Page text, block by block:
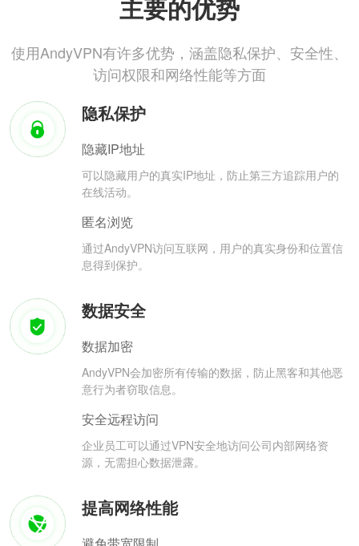
主要的优势
使用AndyVPN有许多优势，涵盖隐私保护、安全性、
访问权限和网络性能等方面
隐私保护
隐藏IP地址
可以隐藏用户的真实IP地址，防止第三方追踪用户的
在线活动。
匿名浏览
通过AndyVPN访问互联网，用户的真实身份和位置信
息得到保护。
数据安全
数据加密
AndyVPN会加密所有传输的数据，防止黑客和其他恶
意行为者窃取信息。
安全远程访问
企业员工可以通过VPN安全地访问公司内部网络资
源，无需担心数据泄露。
提高网络性能